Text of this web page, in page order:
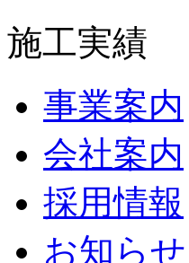
施工実績
事業案内
会社案内
採用情報
お知らせ